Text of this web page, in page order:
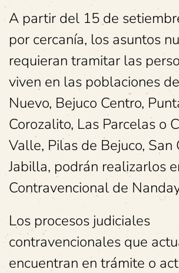
A partir del 15 de
por cercanía, los asuntos
requieran tramitar las
viven en las poblaciones
Nuevo, Bejuco Centro,
Corozalito, Las Parcelas o
Valle, Pilas de Bejuco, San
Jabilla, podrán realizarlos
Contravencional de
Los procesos judiciales
contravencionales que
encuentran en trámite o